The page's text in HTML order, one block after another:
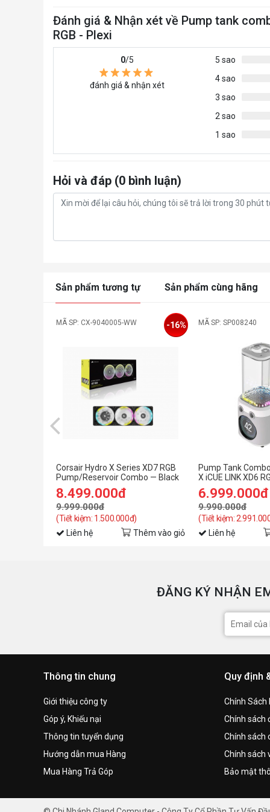
Đánh giá & Nhận xét về Pump tank
RGB - Plexi
0/5
đánh giá & nhận xét
5 sao
4 sao
3 sao
2 sao
1 sao
Hỏi và đáp (0 bình luận)
Sản phẩm tương tự Sản phẩm cùng hãng
MÃ SP: CX-9040005-WW
Corsair Hydro X Series XD7 RGB
Pump/Reservoir Combo — Black
8.499.000đ
9.999.000đ
(Tiết kiệm: 1.500.000đ)
-16%
Liên hệ Thêm vào giỏ
MÃ SP: SP008240
Pump Tank
X iCUE LINK XD6
Pump/Reservoir
6.999.000đ
9.990.000đ
(Tiết kiệm:
Liên hệ
ĐĂNG KÝ NHẬN
Thông tin chung
Giới thiệu công ty
Góp ý, Khiếu nại
Thông tin tuyển dụng
Hướng dẫn mua Hàng
Mua Hàng Trả Góp
Quy định
Chính Sách
Chính sách
Chính sách
Chính sách
Bảo mật